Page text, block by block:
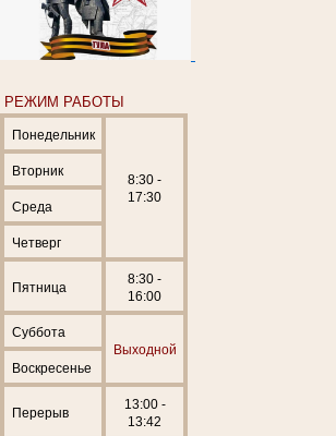
РЕЖИМ РАБОТЫ
Понедельник
8:30 -
17:30
Вторник
Среда
Четверг
Пятница
8:30 -
16:00
Суббота
Выходной
Воскресенье
Перерыв
13:00 -
13:42